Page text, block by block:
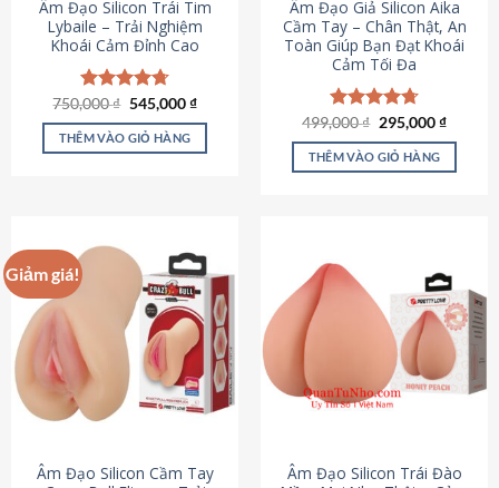
Âm Đạo Silicon Trái Tim
Lybaile – Trải Nghiệm
Khoái Cảm Đỉnh Cao
Được xếp
hạng4.70
5 sao
750,000₫ Giá
là:
750,000 ₫.
545,000₫Giá
tại
545,000 ₫.
THÊM VÀO GIỎ HÀNG
Âm Đạo Giả Silicon Aika
Cầm Tay – Chân Thật, An
Toàn Giúp Bạn Đạt Khoái
Cảm Tối Đa
Được xếp
hạng4.75
5 sao
499,000₫ Giá
là:
499,000 ₫.
295,000₫Giá
tại
THÊM VÀO GIỎ HÀNG
Giảm giá!
Âm Đạo Silicon Cầm Tay
Âm Đạo Silicon Trái Đào